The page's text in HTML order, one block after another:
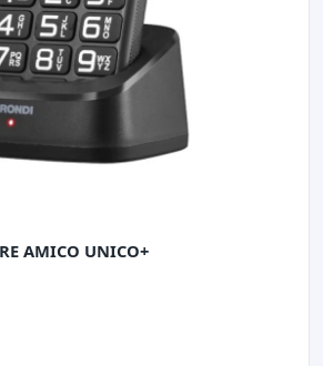
AMICO UNICO+